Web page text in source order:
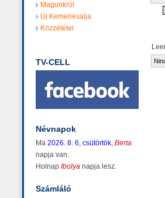
Magunkról
Új Kemenesalja
Közzététel
TV-CELL
Névnapok
Ma 2026. 8. 6, csütörtök, Berta
napja van.
Holnap Ibolya napja lesz.
Számláló